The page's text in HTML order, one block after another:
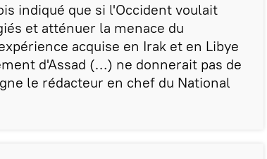
indiqué que si l'Occident voulait
et atténuer la menace du
acquise en Irak et en Libye
d'Assad (…) ne donnerait pas de
le rédacteur en chef du National